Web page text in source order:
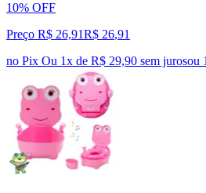
10% OFF
Preço R$ 26,91R$ 26,91
no Pix Ou 1x de R$ 29,90 sem jurosou 1